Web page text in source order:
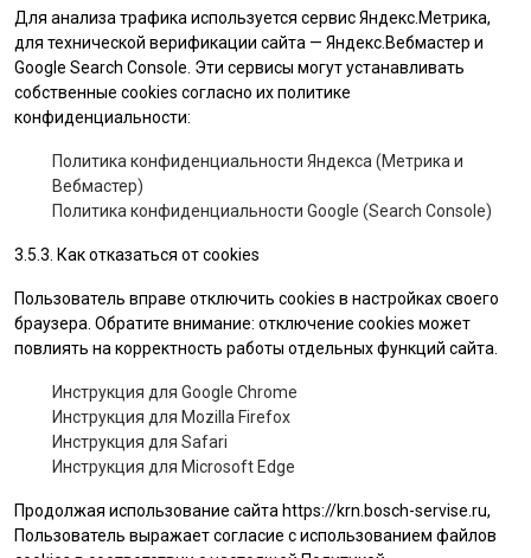
Для анализа трафика используется сервис Яндекс.Метрика,
для технической верификации сайта — Яндекс.Вебмастер и
Google Search Console. Эти сервисы могут устанавливать
собственные cookies согласно их политике
конфиденциальности:
Политика конфиденциальности Яндекса (Метрика и
Вебмастер)
Политика конфиденциальности Google (Search Console)
3.5.3. Как отказаться от cookies
Пользователь вправе отключить cookies в настройках своего
браузера. Обратите внимание: отключение cookies может
повлиять на корректность работы отдельных функций сайта.
Инструкция для Google Chrome
Инструкция для Mozilla Firefox
Инструкция для Safari
Инструкция для Microsoft Edge
Продолжая использование сайта https://krn.bosch-servise.ru,
Пользователь выражает согласие с использованием файлов